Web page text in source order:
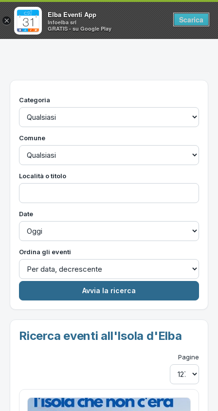
Home
Utilità
Categoria
Comune
Località o titolo
Date
Ordina gli eventi
Ricerca eventi all'Isola d'Elba
Pagine
×
Elba Eventi App
Infoelba srl
GRATIS - su Google Play
Scarica